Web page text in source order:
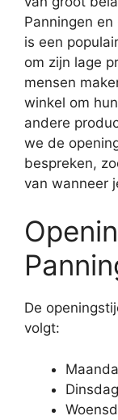
Panningen
is een
om zijn lage
mensen
winkel om
andere
we de
bespreken,
van wanneer
De
volgt: